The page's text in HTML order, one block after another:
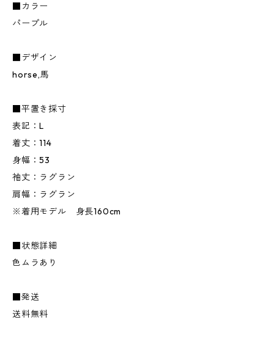
■カラー
パープル
■デザイン
horse,馬
■平置き採寸
表記：L
着丈：114
身幅：53
袖丈：ラグラン
肩幅：ラグラン
※着用モデル 身長160cm
■状態詳細
色ムラあり
■発送
送料無料